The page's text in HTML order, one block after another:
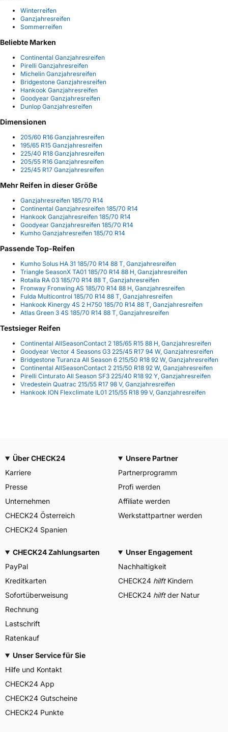
Winterreifen
Ganzjahresreifen
Sommerreifen
Beliebte Marken
Continental Ganzjahresreifen
Pirelli Ganzjahresreifen
Michelin Ganzjahresreifen
Bridgestone Ganzjahresreifen
Hankook Ganzjahresreifen
Goodyear Ganzjahresreifen
Dunlop Ganzjahresreifen
Dimensionen
205/60 R16 Ganzjahresreifen
195/65 R15 Ganzjahresreifen
225/40 R18 Ganzjahresreifen
205/55 R16 Ganzjahresreifen
225/45 R17 Ganzjahresreifen
Mehr Reifen in dieser Größe
Ganzjahresreifen 185/70 R14
Continental Ganzjahresreifen 185/70 R14
Hankook Ganzjahresreifen 185/70 R14
Goodyear Ganzjahresreifen 185/70 R14
Kumho Ganzjahresreifen 185/70 R14
Passende Top-Reifen
Kumho Solus HA 31 185/70 R14 88 T, Ganzjahresreifen
Triangle SeasonX TA01 185/70 R14 88 H, Ganzjahresreifen
Rotalla RA 03 185/70 R14 88 T, Ganzjahresreifen
Fronway Fronwing AS 185/70 R14 88 H, Ganzjahresreifen
Fulda Multicontrol 185/70 R14 88 T, Ganzjahresreifen
Hankook Kinergy 4S 2 H750 185/70 R14 88 T, Ganzjahresreifen
Atlas Green 3 4S 185/70 R14 88 T, Ganzjahresreifen
Testsieger Reifen
Continental AllSeasonContact 2 185/65 R15 88 H, Ganzjahresreifen
Goodyear Vector 4 Seasons G3 225/45 R17 94 W, Ganzjahresreifen
Bridgestone Turanza All Season 6 215/50 R18 92 W, Ganzjahresreifen
Continental AllSeasonContact 2 215/50 R18 92 W, Ganzjahresreifen
Pirelli Cinturato All Season SF3 225/40 R18 92 Y, Ganzjahresreifen
Vredestein Quatrac 215/55 R17 98 V, Ganzjahresreifen
Hankook ION Flexclimate IL01 215/55 R18 99 V, Ganzjahresreifen
Über CHECK24
Karriere
Presse
Unternehmen
CHECK24 Österreich
CHECK24 Spanien
Unsere Partner
Partnerprogramm
Profi werden
Affiliate werden
Werkstattpartner werden
CHECK24 Zahlungsarten
PayPal
Kreditkarten
Sofortüberweisung
Rechnung
Lastschrift
Ratenkauf
Unser Engagement
Nachhaltigkeit
CHECK24 hilftKindern
CHECK24 hilftder Natur
Unser Service für Sie
Hilfe und Kontakt
CHECK24 App
CHECK24 Gutscheine
CHECK24 Punkte